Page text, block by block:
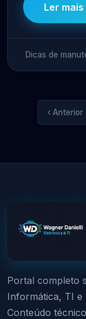
Ler mais
Dicas de
‹ Anterior
Portal completo
Informática, TI e
Conteúdo